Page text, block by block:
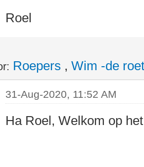
Roel
Roepers , Wim -de
31-Aug-2020, 11:52 AM
Ha Roel, Welkom op